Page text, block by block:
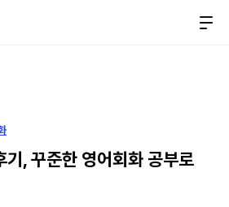
, 꾸준한 영어회화 공부로